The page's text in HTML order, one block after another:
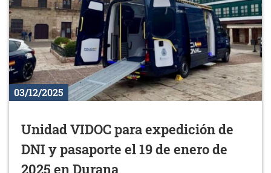
03/12/2025
Unidad VIDOC para expedición de
DNI y pasaporte el 19 de enero de
2025 en Durana